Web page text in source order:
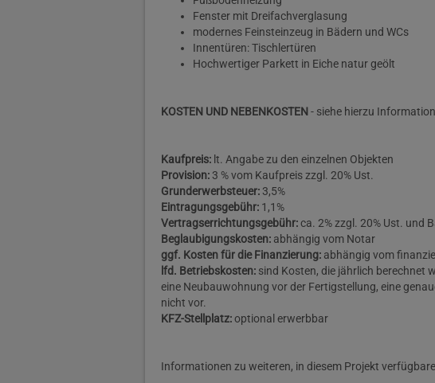
Fenster mit Dreifachverglasung
modernes Feinsteinzeug in Bädern und WCs
Innentüren: Tischlertüren
Hochwertiger Parkett in Eiche natur geölt
KOSTEN UND NEBENKOSTEN - siehe hierzu
Kaufpreis: lt. Angabe zu den einzelnen Objekten
Provision: 3 % vom Kaufpreis zzgl. 20% Ust.
Grunderwerbsteuer: 3,5%
Eintragungsgebühr: 1,1%
Vertragserrichtungsgebühr:ca. 2% zzgl. 20% Ust. und
Beglaubigungskosten: abhängig vom Notar
ggf. Kosten für die Finanzierung: abhängig vom
lfd. Betriebskosten: sind Kosten, die jährlich berechnet
eine Neubauwohnung vor der Fertigstellung, eine
nicht vor.
KFZ-Stellplatz:optional erwerbbar
Informationen zu weiteren, in diesem Projekt